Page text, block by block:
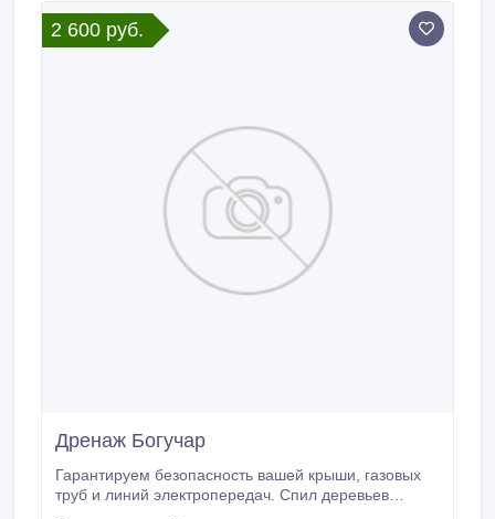
работы «под ключ».
2 600 руб.
Дренаж Богучар
Гарантируем безопасность вашей крыши, газовых
труб и линий электропередач. Спил деревьев